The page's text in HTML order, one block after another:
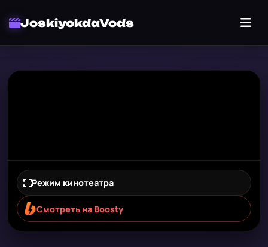
JoskiyokdaVods
Режим кинотеатра
Смотреть на Boosty